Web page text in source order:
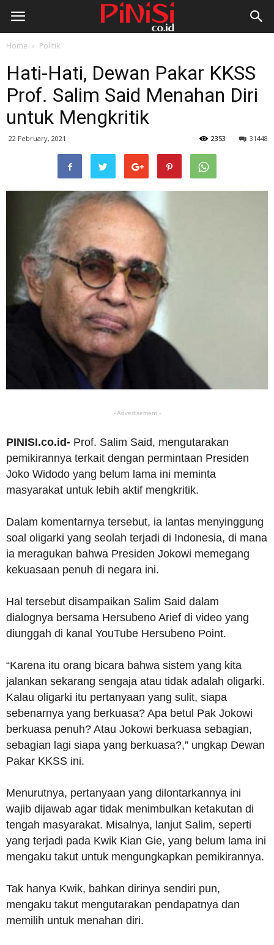
Home Politik
Hati-Hati, Dewan Pakar KKSS
Prof. Salim Said Menahan Diri
untuk Mengkritik
22 February, 2021 31448
2353
- Advertisement -
PINISI.co.id- Prof. Salim Said, mengutarakan
pemikirannya terkait dengan permintaan Presiden
Joko Widodo yang belum lama ini meminta
masyarakat untuk lebih aktif mengkritik.
Dalam komentarnya tersebut, ia lantas menyinggung
soal oligarki yang seolah terjadi di Indonesia, di mana
ia meragukan bahwa Presiden Jokowi memegang
kekuasaan penuh di negara ini.
Hal tersebut disampaikan Salim Said dalam
dialognya bersama Hersubeno Arief di video yang
diunggah di kanal YouTube Hersubeno Point.
“Karena itu orang bicara bahwa sistem yang kita
jalankan sekarang sengaja atau tidak adalah oligarki.
Kalau oligarki itu pertanyaan yang sulit, siapa
sebenarnya yang berkuasa? Apa betul Pak Jokowi
berkuasa penuh? Atau Jokowi berkuasa sebagian,
sebagian lagi siapa yang berkuasa?,” ungkap Dewan
Pakar KKSS ini.
Menurutnya, pertanyaan yang dilontarkannya ini
wajib dijawab agar tidak menimbulkan ketakutan di
tengah masyarakat. Misalnya, lanjut Salim, seperti
yang terjadi pada Kwik Kian Gie, yang belum lama ini
mengaku takut untuk mengungkapkan pemikirannya.
Tak hanya Kwik, bahkan dirinya sendiri pun,
mengaku takut mengutarakan pendapatnya dan
memilih untuk menahan diri.